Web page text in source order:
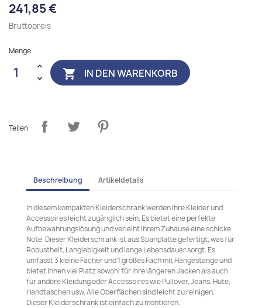
241,85 €
Bruttopreis
Menge
 IN DEN WARENKORB
Teilen
Beschreibung Artikeldetails
In diesem kompakten Kleiderschrank werden Ihre Kleider und
Accessoires leicht zugänglich sein. Es bietet eine perfekte
Aufbewahrungslösung und verleiht Ihrem Zuhause eine schicke
Note. Dieser Kleiderschrank ist aus Spanplatte gefertigt, was für
Robustheit, Langlebigkeit und lange Lebensdauer sorgt. Es
umfasst 3 kleine Fächer und 1 großes Fach mit Hängestange und
bietet Ihnen viel Platz sowohl für Ihre längeren Jacken als auch
für andere Kleidung oder Accessoires wie Pullover, Jeans, Hüte,
Handtaschen usw. Alle Oberflächen sind leicht zu reinigen.
Dieser Kleiderschrank ist einfach zu montieren.